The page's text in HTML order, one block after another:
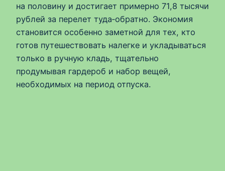
на половину и достигает примерно 71,8 тысячи
рублей за перелет туда‑обратно. Экономия
становится особенно заметной для тех, кто
готов путешествовать налегке и укладываться
только в ручную кладь, тщательно
продумывая гардероб и набор вещей,
необходимых на период отпуска.